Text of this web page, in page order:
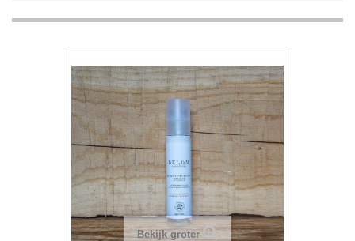
Bekijk groter